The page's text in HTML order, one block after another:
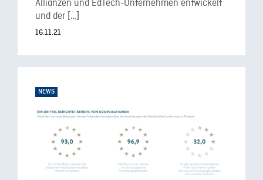
Allianzen und EdTech-Unternehmen entwickelt
und der […]
16.11.21
NEWS